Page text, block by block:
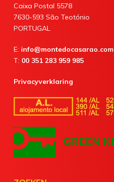
Caixa Postal 5578
7630-593 São Teotónio
PORTUGAL
E: info@montedocasarao.com
T: 00 351 283 959 985
Privacyverklaring